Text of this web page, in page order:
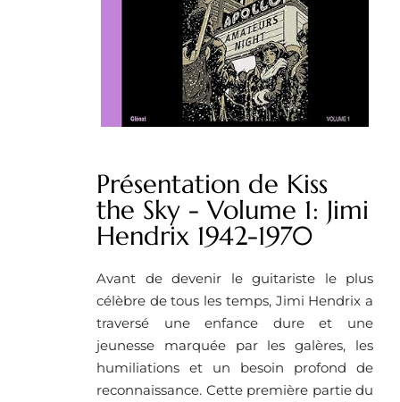
Présentation de Kiss
the Sky - Volume 1: Jimi
Hendrix 1942-1970
Avant de devenir le guitariste le plus
célèbre de tous les temps, Jimi Hendrix a
traversé une enfance dure et une
jeunesse marquée par les galères, les
humiliations et un besoin profond de
reconnaissance. Cette première partie du